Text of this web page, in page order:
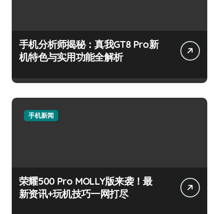
手机分析师揭秘：真我GT8 Pro新
机特色与实用功能全解析
手机新闻
荣耀500 Pro MOLLY版来袭！最
新资讯+玩机技巧一网打尽